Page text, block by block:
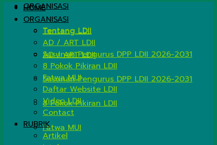
ORGANISASI
Tentang LDII
AD / ART LDII
Susunan Pengurus DPP LDII 2026-2031
8 Pokok Pikiran LDII
Fatwa MUI
HOME
ORGANISASI
Tentang LDII
AD / ART LDII
Susunan Pengurus DPP LDII 2026-2031
8 Pokok Pikiran LDII
Fatwa MUI
Daftar Website LDII
Video LDII
Contact
RUBRIK
Artikel